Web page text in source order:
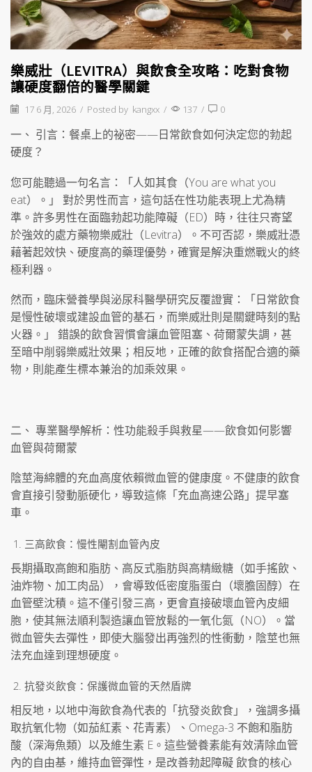
樂威壯（LEVITRA）與飲食全攻略：吃對食物
讓硬度翻倍的醫學關鍵
17 6 月, 2026 / Posted by kangxx / 137 / 0
一、 引言：餐桌上的祕密——日常飲食如何決定您的勃起
硬度？
您可能聽過一句名言：「人如其食（You are what you
eat）。」 對於男性而言，這句話在性功能表現上尤為精
準。許多男性在面臨勃起功能障礙（ED）時，往往只寄望
於強效的處方藥物樂威壯（Levitra）。不可否認，樂威壯憑
藉著起效快、硬度高的藥理優勢，確實是解決重燃戰火的終
極利器。
然而，臨床營養學與泌尿科醫學研究反覆證實：「日常飲食
是慢性破壞或建設血管的基石，而樂威壯則是關鍵時刻的點
火器。」 錯誤的飲食習慣會讓血管阻塞、荷爾蒙失調，甚
至暗中削弱樂威壯效果；相反地，正確的飲食搭配合適的藥
物，則能產生標本兼治的加乘效果。
二、 專業醫學解析：性功能殺手與救星——飲食如何影響
血管與荷爾蒙
陰莖海綿體的充血高度依賴微血管的健康度。不健康的飲食
會直接引發動脈硬化，導致這條「充血高速公路」提早塞
車。
三高飲食：慢性閹割血管內皮
長期攝取高飽和脂肪、高反式脂肪與高精緻糖（如手搖飲、
油炸物、加工肉品），會導致低密度脂蛋白（壞膽固醇）在
血管壁沈積。這不僅引發三高，更會直接破壞血管內皮細
胞，使其無法順利製造讓血管放鬆的一氧化氮（NO）。當
微血管失去彈性，即使大腦發出再強烈的性衝動，陰莖也無
法充血達到理想硬度。
抗發炎飲食：保護微血管的天然盾牌
相反地，以地中海飲食為代表的「抗發炎飲食」，強調多攝
取抗氧化物（如茄紅素、花青素）、Omega-3 不飽和脂肪
酸（深海魚類）以及維生素 E。這些營養素能有效清除血管
內的自由基，維持血管彈性，是改善勃起障礙 飲食的核心